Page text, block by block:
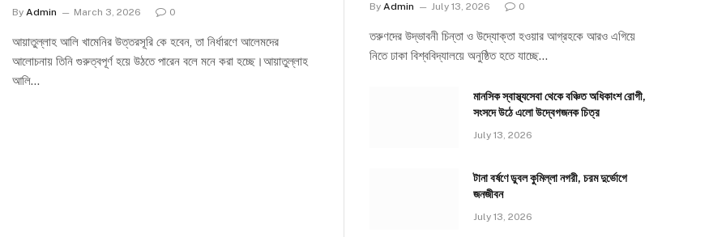
By Admin March 3, 2026 0
আয়াতুল্লাহ আলি খামেনির উত্তরসূরি কে হবেন, তা নির্ধারণে আলেমদের
আলোচনায় তিনি গুরুত্বপূর্ণ হয়ে উঠতে পারেন বলে মনে করা হচ্ছে।আয়াতুল্লাহ
আলি…
By Admin July 13, 2026 0
তরুণদের উদ্ভাবনী চিন্তা ও উদ্যোক্তা হওয়ার আগ্রহকে আরও এগিয়ে
নিতে ঢাকা বিশ্ববিদ্যালয়ে অনুষ্ঠিত হতে যাচ্ছে…
মানসিক স্বাস্থ্যসেবা থেকে বঞ্চিত অধিকাংশ রোগী,
সংসদে উঠে এলো উদ্বেগজনক চিত্র
July 13, 2026
টানা বর্ষণে ডুবল কুমিল্লা নগরী, চরম দুর্ভোগে
জনজীবন
July 13, 2026